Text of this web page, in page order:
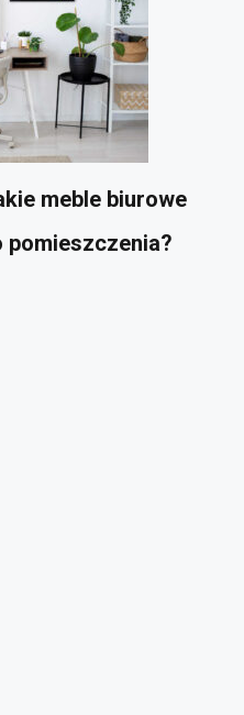
meble biurowe
pomieszczenia?